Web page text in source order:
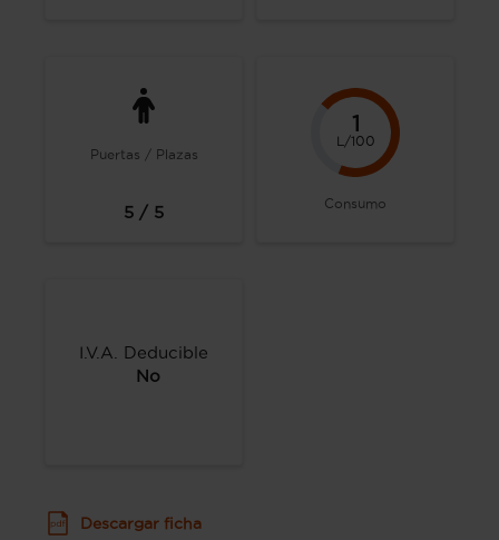
Puertas / Plazas
5 / 5
1
L/100
Consumo
I.V.A. Deducible
No
Descargar ficha